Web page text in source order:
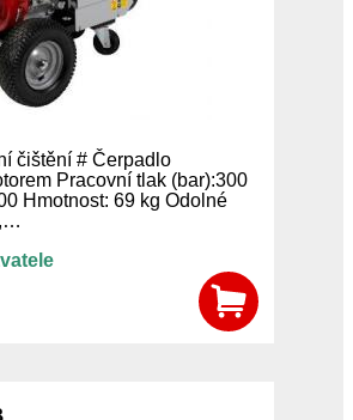
čištění # Čerpadlo
Pracovní tlak (bar):300
Hmotnost: 69 kg Odolné